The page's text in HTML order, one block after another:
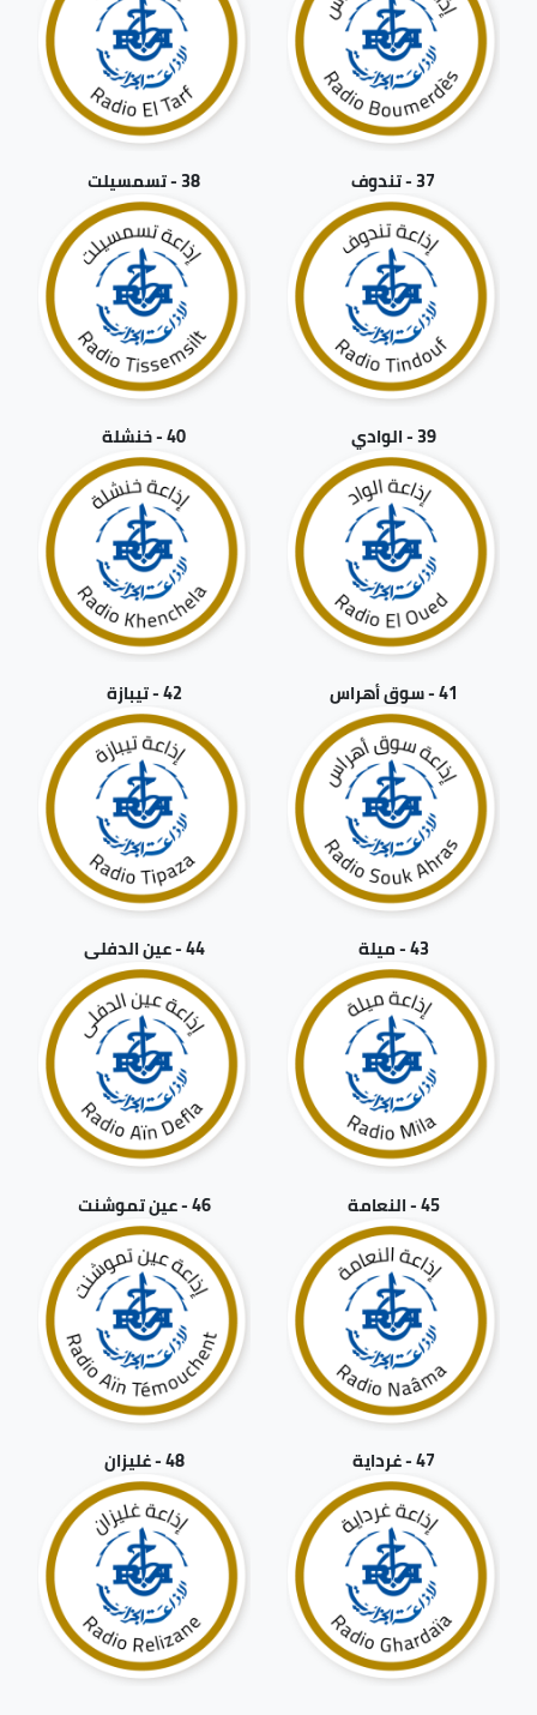
37 - تندوف 38 - تسمسيلت
39 - الوادي 40 - خنشلة
41 - سوق أهراس 42 - تيبازة
43 - ميلة 44 - عين الدفلى
45 - النعامة 46 - عين تموشنت
47 - غرداية 48 - غليزان